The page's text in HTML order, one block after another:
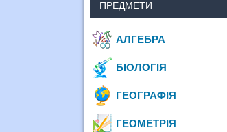
ПРЕДМЕТИ
АЛГЕБРА
БІОЛОГІЯ
ГЕОГРАФІЯ
ГЕОМЕТРІЯ